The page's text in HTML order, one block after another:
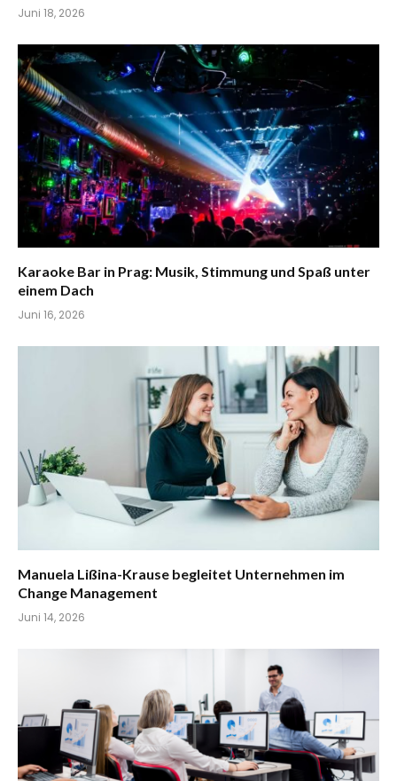
Juni 18, 2026
Karaoke Bar in Prag: Musik, Stimmung und Spaß unter
einem Dach
Juni 16, 2026
Manuela Lißina-Krause begleitet Unternehmen im
Change Management
Juni 14, 2026